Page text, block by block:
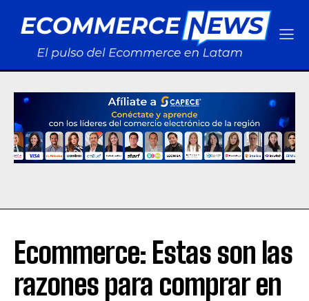
Ecommerce: Estas son las
razones para comprar en